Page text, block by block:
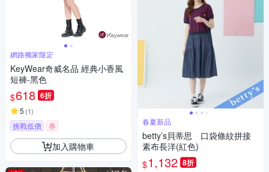
網路獨家限定
KeyWear奇威名品 經典小香風
短褲-黑色
$618 6折
5 (1)
挑戰低價 券
加入購物車
春夏新品
betty’s貝蒂思 口袋條紋拼接
素布長洋(紅色)
$1,132 8折